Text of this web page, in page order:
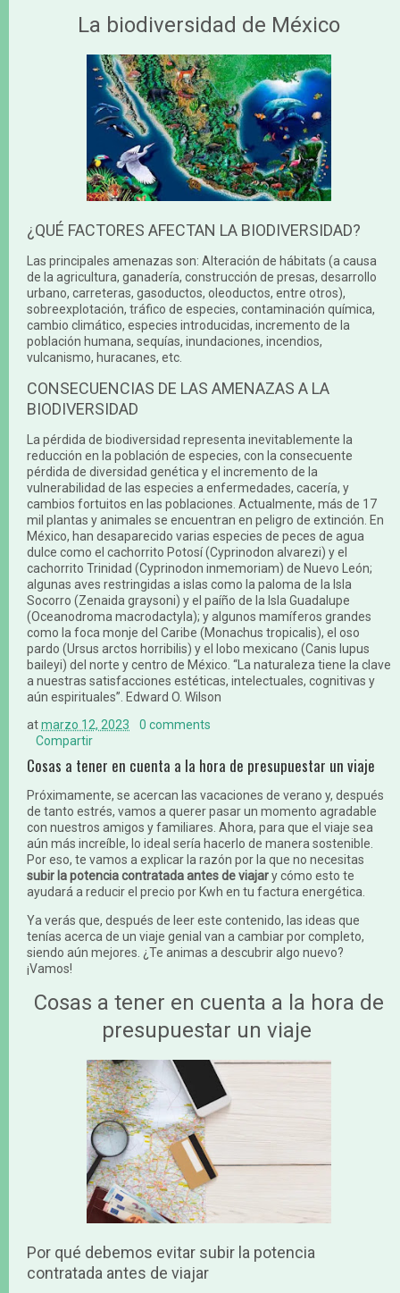
La biodiversidad de México
¿QUÉ FACTORES AFECTAN LA BIODIVERSIDAD?
Las principales amenazas son: Alteración de hábitats (a causa
de la agricultura, ganadería, construcción de presas, desarrollo
urbano, carreteras, gasoductos, oleoductos, entre otros),
sobreexplotación, tráfico de especies, contaminación química,
cambio climático, especies introducidas, incremento de la
población humana, sequías, inundaciones, incendios,
vulcanismo, huracanes, etc.
CONSECUENCIAS DE LAS AMENAZAS A LA
BIODIVERSIDAD
La pérdida de biodiversidad representa inevitablemente la
reducción en la población de especies, con la consecuente
pérdida de diversidad genética y el incremento de la
vulnerabilidad de las especies a enfermedades, cacería, y
cambios fortuitos en las poblaciones. Actualmente, más de 17
mil plantas y animales se encuentran en peligro de extinción. En
México, han desaparecido varias especies de peces de agua
dulce como el cachorrito Potosí (Cyprinodon alvarezi) y el
cachorrito Trinidad (Cyprinodon inmemoriam) de Nuevo León;
algunas aves restringidas a islas como la paloma de la Isla
Socorro (Zenaida graysoni) y el paíño de la Isla Guadalupe
(Oceanodroma macrodactyla); y algunos mamíferos grandes
como la foca monje del Caribe (Monachus tropicalis), el oso
pardo (Ursus arctos horribilis) y el lobo mexicano (Canis lupus
baileyi) del norte y centro de México. “La naturaleza tiene la clave
a nuestras satisfacciones estéticas, intelectuales, cognitivas y
aún espirituales”. Edward O. Wilson
atmarzo 12, 2023
0 comments
Compartir
Cosas a tener en cuenta a la hora de presupuestar un viaje
Próximamente, se acercan las vacaciones de verano y, después
de tanto estrés, vamos a querer pasar un momento agradable
con nuestros amigos y familiares. Ahora, para que el viaje sea
aún más increíble, lo ideal sería hacerlo de manera sostenible.
Por eso, te vamos a explicar la razón por la que no necesitas
subir la potencia contratada antes de viajary cómo esto te
ayudará a reducir el precio por Kwh en tu factura energética.
Ya verás que, después de leer este contenido, las ideas que
tenías acerca de un viaje genial van a cambiar por completo,
siendo aún mejores. ¿Te animas a descubrir algo nuevo?
¡Vamos!
Cosas a tener en cuenta a la hora de
presupuestar un viaje
Por qué debemos evitar subir la potencia
contratada antes de viajar